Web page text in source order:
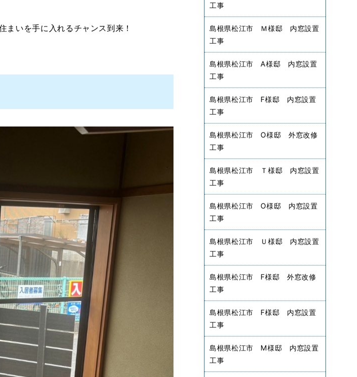
いを手に入れるチャンス到来！
工事
島根県松江市 Ｍ様邸 内窓設置
工事
島根県松江市 A様邸 内窓設置
工事
島根県松江市 F様邸 内窓設置
工事
島根県松江市 O様邸 外窓改修
工事
島根県松江市 Ｔ様邸 内窓設置
工事
島根県松江市 O様邸 内窓設置
工事
島根県松江市 Ｕ様邸 内窓設置
工事
島根県松江市 F様邸 外窓改修
工事
島根県松江市 F様邸 内窓設置
工事
島根県松江市 M様邸 内窓設置
工事